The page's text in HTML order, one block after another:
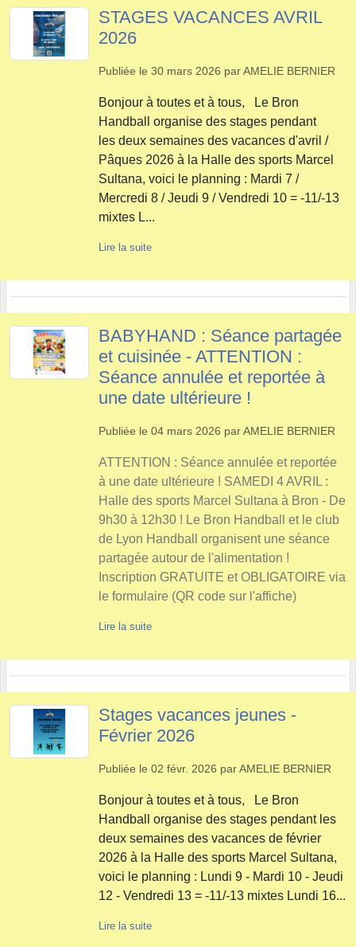
STAGES VACANCES AVRIL
2026
Publiée le 30 mars 2026 parAMELIE BERNIER
Bonjour à toutes et à tous, Le Bron
Handball organise des stages pendant
les deux semaines des vacances d'avril /
Pâques 2026 à la Halle des sports Marcel
Sultana, voici le planning : Mardi 7 /
Mercredi 8 / Jeudi 9 / Vendredi 10 = -11/-13
mixtes L...
Lire la suite
BABYHAND : Séance partagée
et cuisinée - ATTENTION :
Séance annulée et reportée à
une date ultérieure !
Publiée le 04 mars 2026 parAMELIE BERNIER
ATTENTION : Séance annulée et reportée
à une date ultérieure ! SAMEDI 4 AVRIL :
Halle des sports Marcel Sultana à Bron - De
9h30 à 12h30 ! Le Bron Handball et le club
de Lyon Handball organisent une séance
partagée autour de l'alimentation !
Inscription GRATUITE et OBLIGATOIRE via
le formulaire (QR code sur l'affiche)
Lire la suite
Stages vacances jeunes -
Février 2026
Publiée le 02 févr. 2026 parAMELIE BERNIER
Bonjour à toutes et à tous, Le Bron
Handball organise des stages pendant les
deux semaines des vacances de février
2026 à la Halle des sports Marcel Sultana,
voici le planning : Lundi 9 - Mardi 10 - Jeudi
12 - Vendredi 13 = -11/-13 mixtes Lundi 16...
Lire la suite